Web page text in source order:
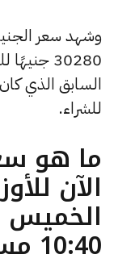
للشراء.
الآن
10:40 مساءً )